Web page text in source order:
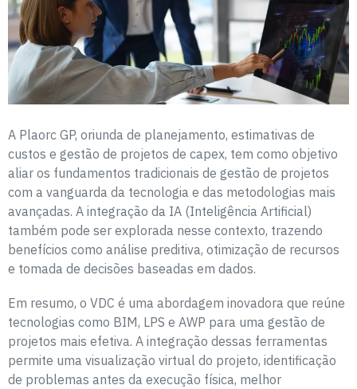
A Plaorc GP, oriunda de planejamento, estimativas de
custos e gestão de projetos de capex, tem como objetivo
aliar os fundamentos tradicionais de gestão de projetos
com a vanguarda da tecnologia e das metodologias mais
avançadas. A integração da IA (Inteligência Artificial)
também pode ser explorada nesse contexto, trazendo
benefícios como análise preditiva, otimização de recursos
e tomada de decisões baseadas em dados.
Em resumo, o VDC é uma abordagem inovadora que reúne
tecnologias como BIM, LPS e AWP para uma gestão de
projetos mais efetiva. A integração dessas ferramentas
permite uma visualização virtual do projeto, identificação
de problemas antes da execução física, melhor